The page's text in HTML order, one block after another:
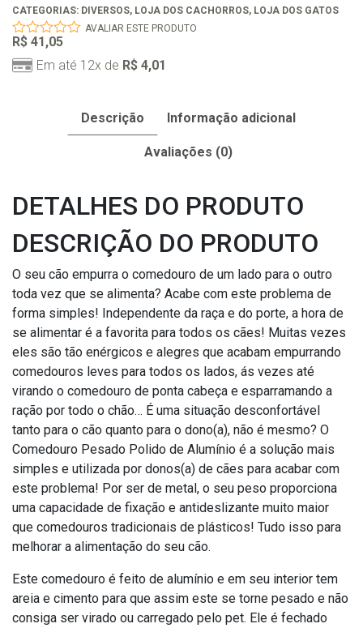
CATEGORIAS: DIVERSOS, LOJA DOS CACHORROS, LOJA DOS GATOS
0
out
of
AVALIAR ESTE PRODUTO
R$ 41,05
Em até 12x de R$ 4,01
Descrição Informação adicional
Avaliações (0)
DETALHES DO PRODUTO
DESCRIÇÃO DO PRODUTO
O seu cão empurra o comedouro de um lado para o outro
toda vez que se alimenta? Acabe com este problema de
forma simples! Independente da raça e do porte, a hora de
se alimentar é a favorita para todos os cães! Muitas vezes
eles são tão enérgicos e alegres que acabam empurrando
comedouros leves para todos os lados, ás vezes até
virando o comedouro de ponta cabeça e esparramando a
ração por todo o chão… É uma situação desconfortável
tanto para o cão quanto para o dono(a), não é mesmo? O
Comedouro Pesado Polido de Alumínio é a solução mais
simples e utilizada por donos(a) de cães para acabar com
este problema! Por ser de metal, o seu peso proporciona
uma capacidade de fixação e antideslizante muito maior
que comedouros tradicionais de plásticos! Tudo isso para
melhorar a alimentação do seu cão.
Este comedouro é feito de alumínio e em seu interior tem
areia e cimento para que assim este se torne pesado e não
consiga ser virado ou carregado pelo pet. Ele é fechado